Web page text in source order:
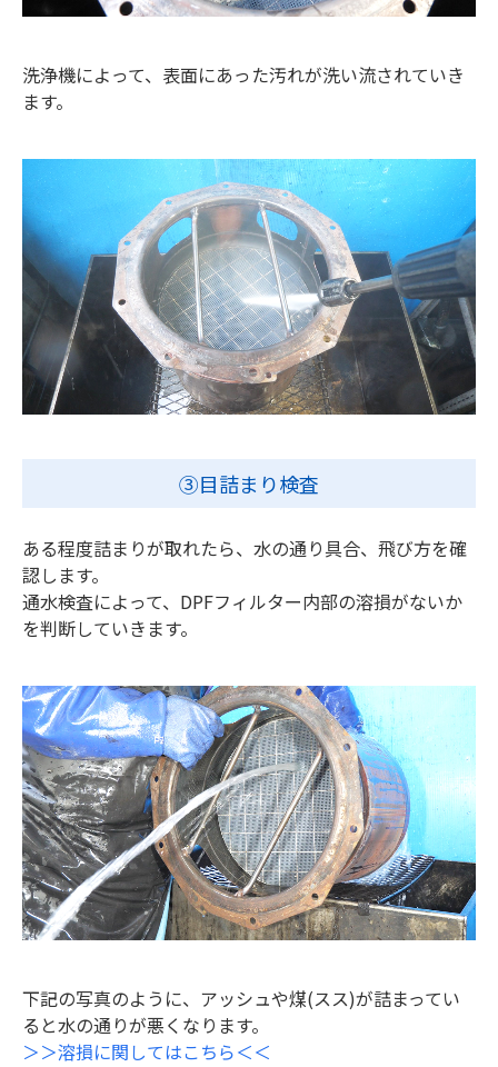
洗浄機によって、表面にあった汚れが洗い流されていき
ます。
③目詰まり検査
ある程度詰まりが取れたら、水の通り具合、飛び方を確
認します。
通水検査によって、DPFフィルター内部の溶損がないか
を判断していきます。
下記の写真のように、アッシュや煤(スス)が詰まってい
ると水の通りが悪くなります。
＞＞溶損に関してはこちら＜＜